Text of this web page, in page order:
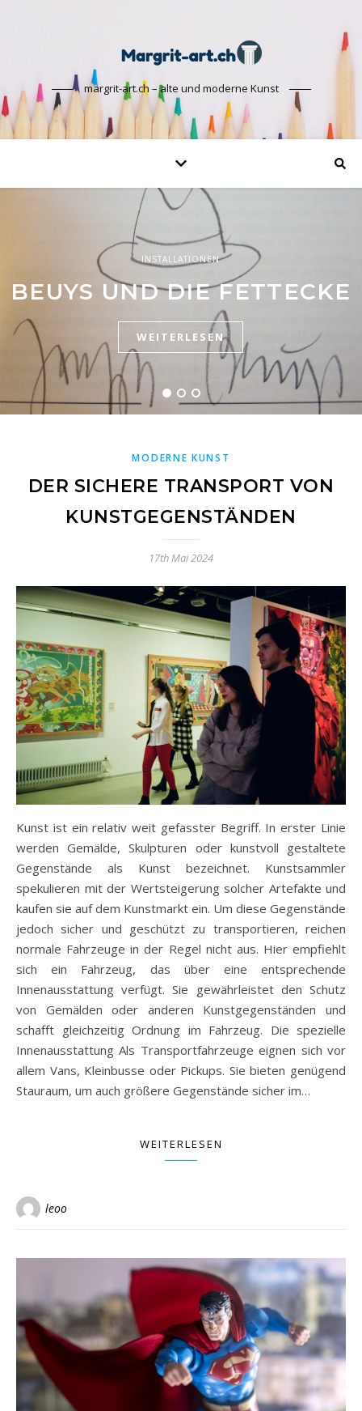
margrit-art.ch – alte und moderne Kunst
INSTALLATIONEN
BEUYS UND DIE FETTECKE
WEITERLESEN
INSTALLATIONEN
VIDEOS ALS KUNST
WEITERLESEN
INSTALLATIONEN
DIE BEKANNTESTEN
INSTALLATIONEN
WEITERLESEN
MODERNE KUNST
DER SICHERE TRANSPORT VON
KUNSTGEGENSTÄNDEN
17th Mai 2024
Kunst ist ein relativ weit gefasster Begriff. In erster Linie
werden Gemälde, Skulpturen oder kunstvoll gestaltete
Gegenstände als Kunst bezeichnet. Kunstsammler
spekulieren mit der Wertsteigerung solcher Artefakte und
kaufen sie auf dem Kunstmarkt ein. Um diese Gegenstände
jedoch sicher und geschützt zu transportieren, reichen
normale Fahrzeuge in der Regel nicht aus. Hier empfiehlt
sich ein Fahrzeug, das über eine entsprechende
Innenausstattung verfügt. Sie gewährleistet den Schutz
von Gemälden oder anderen Kunstgegenständen und
schafft gleichzeitig Ordnung im Fahrzeug. Die spezielle
Innenausstattung Als Transportfahrzeuge eignen sich vor
allem Vans, Kleinbusse oder Pickups. Sie bieten genügend
Stauraum, um auch größere Gegenstände sicher im…
WEITERLESEN
leoo